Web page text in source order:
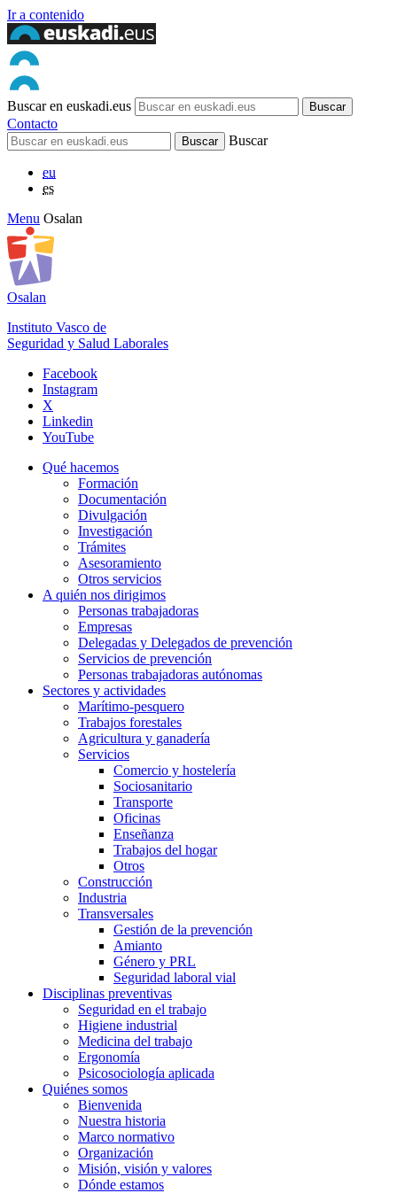
Ir a contenido
Buscar en euskadi.eus
Contacto
Buscar
eu
es
Menu Osalan
Osalan
Instituto Vasco de
Seguridad y Salud Laborales
Facebook
Instagram
X
Linkedin
YouTube
Qué hacemos
Formación
Documentación
Divulgación
Investigación
Trámites
Asesoramiento
Otros servicios
A quién nos dirigimos
Personas trabajadoras
Empresas
Delegadas y Delegados de prevención
Servicios de prevención
Personas trabajadoras autónomas
Sectores y actividades
Marítimo-pesquero
Trabajos forestales
Agricultura y ganadería
Servicios
Comercio y hostelería
Sociosanitario
Transporte
Oficinas
Enseñanza
Trabajos del hogar
Otros
Construcción
Industria
Transversales
Gestión de la prevención
Amianto
Género y PRL
Seguridad laboral vial
Disciplinas preventivas
Seguridad en el trabajo
Higiene industrial
Medicina del trabajo
Ergonomía
Psicosociología aplicada
Quiénes somos
Bienvenida
Nuestra historia
Marco normativo
Organización
Misión, visión y valores
Dónde estamos